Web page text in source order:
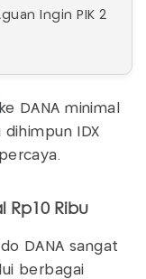
Ingin PIK 2
ke DANA minimal
dihimpun IDX
Rp10 Ribu
DANA sangat
berbagai